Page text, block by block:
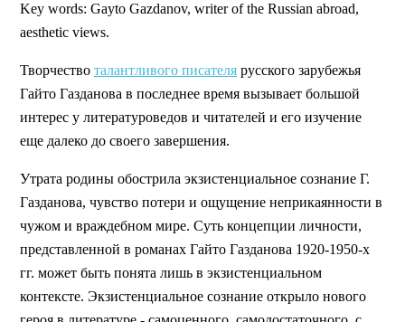
Key words: Gayto Gazdanov, writer of the Russian abroad,
aesthetic views.
Творчество талантливого писателя русского зарубежья
Гайто Газданова в последнее время вызывает большой
интерес у литературоведов и читателей и его изучение
еще далеко до своего завершения.
Утрата родины обострила экзистенциальное сознание Г.
Газданова, чувство потери и ощущение неприкаянности в
чужом и враждебном мире. Суть концепции личности,
представленной в романах Гайто Газданова 1920-1950-х
гг. может быть понята лишь в экзистенциальном
контексте. Экзистенциальное сознание открыло нового